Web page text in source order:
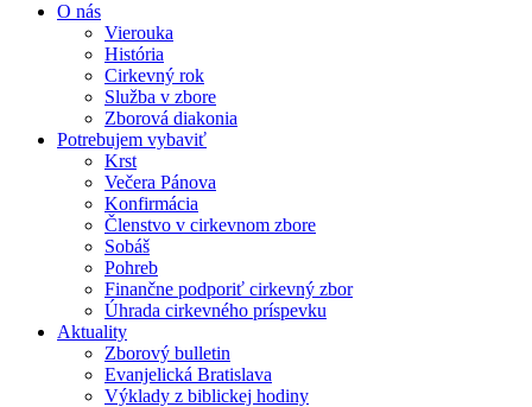
O nás
Vierouka
História
Cirkevný rok
Služba v zbore
Zborová diakonia
Potrebujem vybaviť
Krst
Večera Pánova
Konfirmácia
Členstvo v cirkevnom zbore
Sobáš
Pohreb
Finančne podporiť cirkevný zbor
Úhrada cirkevného príspevku
Aktuality
Zborový bulletin
Evanjelická Bratislava
Výklady z biblickej hodiny